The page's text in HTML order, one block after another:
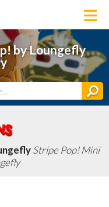
by Loungefly
Stripe Pop! Mini